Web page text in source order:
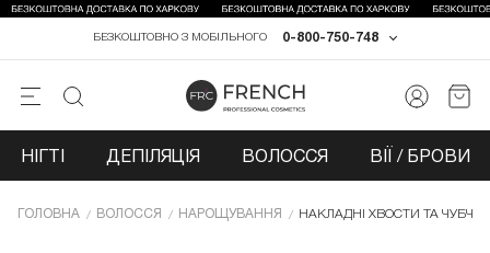
0-800-750-748
БЕЗКОШТОВНО З МОБІЛЬНОГО
НІГТІ ДЕПІЛЯЦІЯ ВОЛОССЯ ВІЇ / БРОВИ
ГОЛОВНА ВОЛОССЯ НАРОЩУВАННЯ НАКЛАДНІ ХВОСТИ ТА